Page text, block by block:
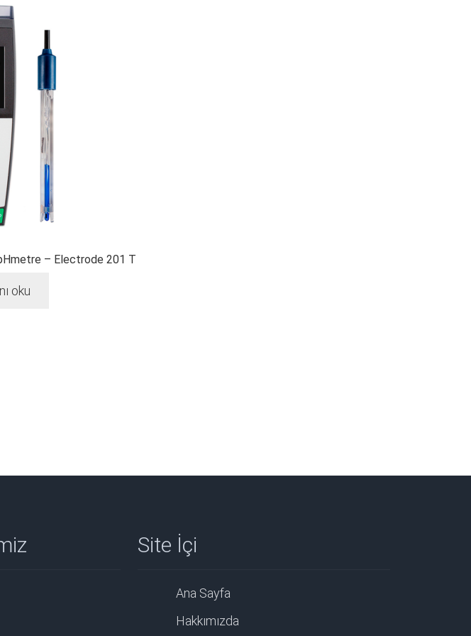
– Electrode 201 T
oku
Site İçi
Ana Sayfa
Hakkımızda